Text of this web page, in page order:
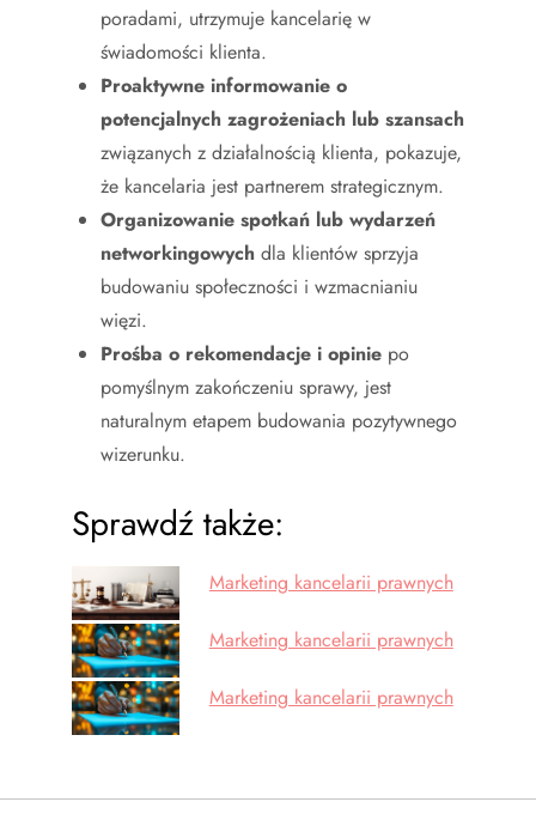
poradami, utrzymuje kancelarię w
świadomości klienta.
Proaktywne informowanie o
potencjalnych zagrożeniach lub szansach
związanych z działalnością klienta, pokazuje,
że kancelaria jest partnerem strategicznym.
Organizowanie spotkań lub wydarzeń
networkingowych dla klientów sprzyja
budowaniu społeczności i wzmacnianiu
więzi.
Prośba o rekomendacje i opinie po
pomyślnym zakończeniu sprawy, jest
naturalnym etapem budowania pozytywnego
wizerunku.
Sprawdź także:
Marketing kancelarii prawnych
Marketing kancelarii prawnych
Marketing kancelarii prawnych